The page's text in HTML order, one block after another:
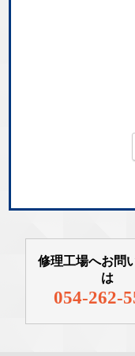
修理工場へお問
は
054-262-